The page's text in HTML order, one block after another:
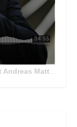
CEO der ÖBB Holding